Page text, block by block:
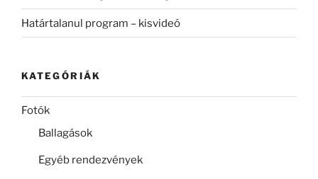
Határtalanul program – kisvideó
KATEGÓRIÁK
Fotók
Ballagások
Egyéb rendezvények